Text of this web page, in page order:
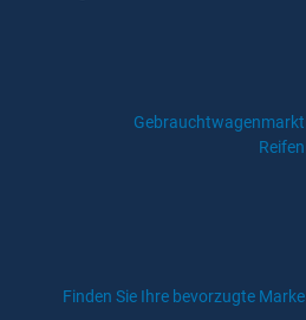
Gebrauchtwagenmarkt
Reifen
Finden Sie Ihre bevorzugte Marke